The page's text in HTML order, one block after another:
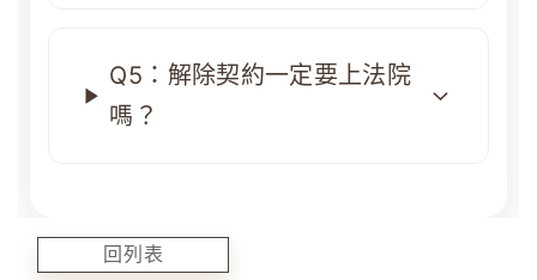
Q5：解除契約一定要上法院
嗎？
回列表